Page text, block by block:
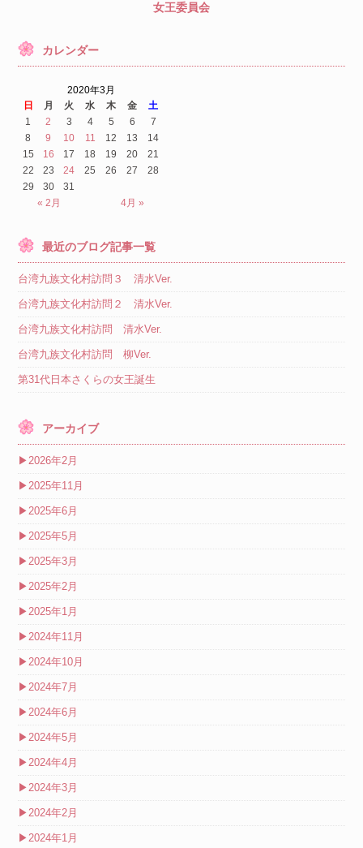
女王委員会
カレンダー
2020年3月
日
月 火 水 木 金 土
« 2月 4月 »
1 2 3 4 5 6
7
8
9 10 11 12 13
14
15
16 17 18 19 20
21
22
23 24 25 26 27
28
29
30 31
最近のブログ記事一覧
台湾九族文化村訪問３ 清水Ver.
台湾九族文化村訪問２ 清水Ver.
台湾九族文化村訪問 清水Ver.
台湾九族文化村訪問 柳Ver.
第31代日本さくらの女王誕生
アーカイブ
▶2026年2月
▶2025年11月
▶2025年6月
▶2025年5月
▶2025年3月
▶2025年2月
▶2025年1月
▶2024年11月
▶2024年10月
▶2024年7月
▶2024年6月
▶2024年5月
▶2024年4月
▶2024年3月
▶2024年2月
▶2024年1月